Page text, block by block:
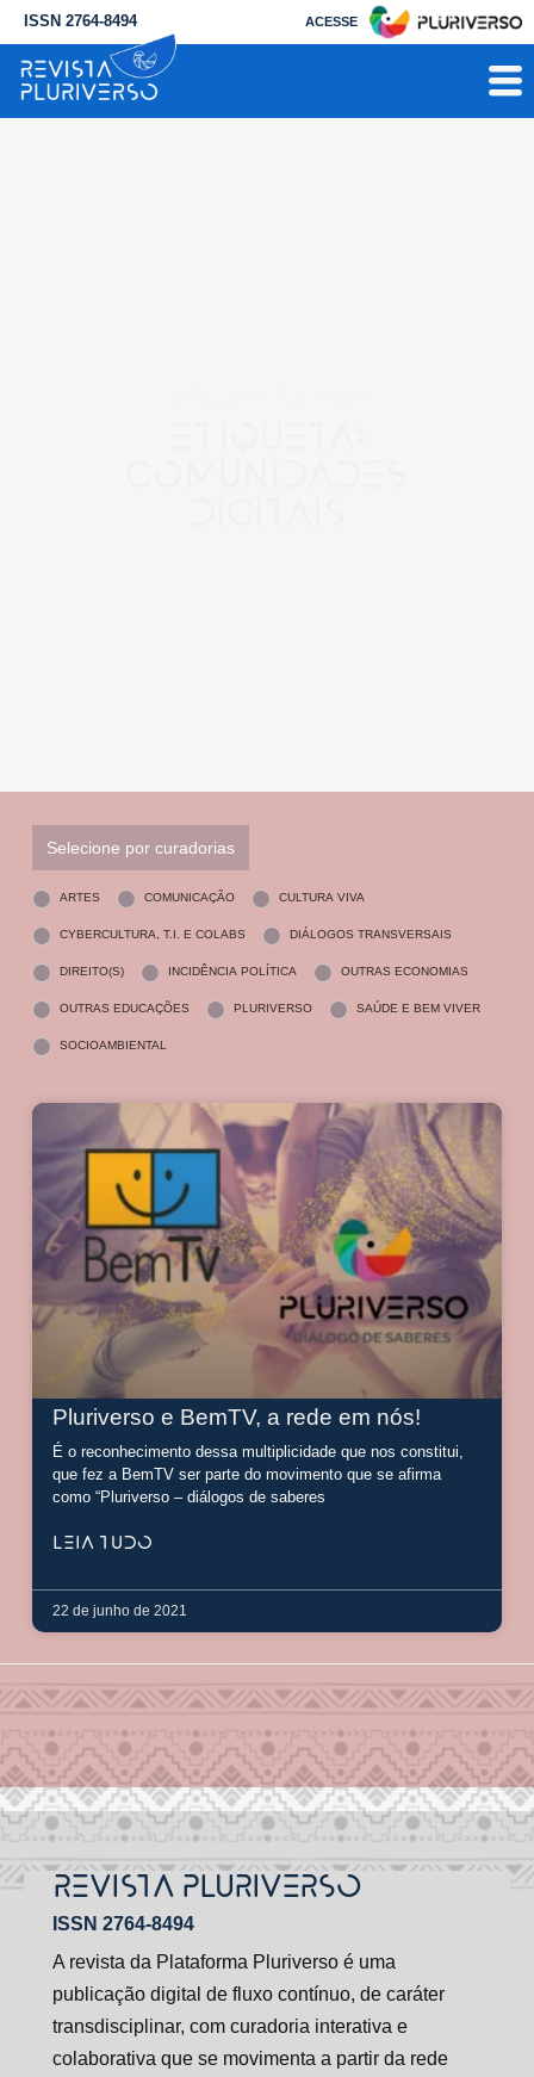
ISSN 2764-8494 ACESSE
Selecione por curadorias
ARTES COMUNICAÇÃO CULTURA VIVA
CYBERCULTURA, T.I. E COLABS DIÁLOGOS TRANSVERSAIS
DIREITO(S) INCIDÊNCIA POLÍTICA OUTRAS ECONOMIAS
OUTRAS EDUCAÇÕES PLURIVERSO SAÚDE E BEM VIVER
SOCIOAMBIENTAL
Pluriverso e BemTV, a rede em nós!
É o reconhecimento dessa multiplicidade que nos constitui,
que fez a BemTV ser parte do movimento que se afirma
como “Pluriverso – diálogos de saberes
LEIA TUDO
22 de junho de 2021
REVISTA PLURIVERSO
ISSN 2764-8494
A revista da Plataforma Pluriverso é uma
publicação digital de fluxo contínuo, de caráter
transdisciplinar, com curadoria interativa e
colaborativa que se movimenta a partir da rede